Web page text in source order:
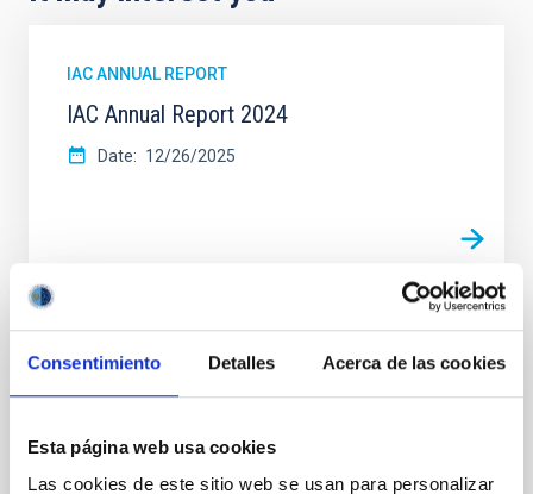
Consentimiento Detalles Acerca de las cookies
Esta página web usa cookies
Las cookies de este sitio web se usan para personalizar
IAC ANNUAL REPORT
IAC Annual Report 2024
Date 12/26/2025
Graphic report 2023